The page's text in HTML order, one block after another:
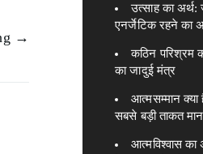
→
उत्साह का अर्थ:
एनर्जेटिक रहने का
कठिन परिश्रम
का जादुई मंत्र
आत्मसम्मान क्या
सबसे बड़ी ताकत
आत्मविश्वास का